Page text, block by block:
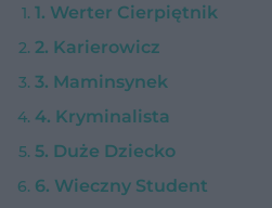
1. Werter Cierpiętnik
2. Karierowicz
3. Maminsynek
4. Kryminalista
5. Duże Dziecko
6. Wieczny Student